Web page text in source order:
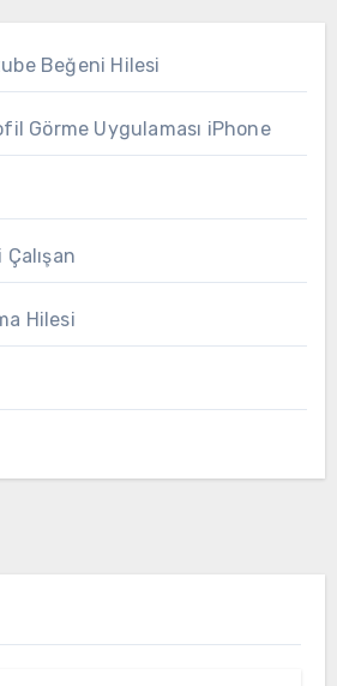
Beğeni Hilesi
Görme Uygulaması iPhone
Hilesi